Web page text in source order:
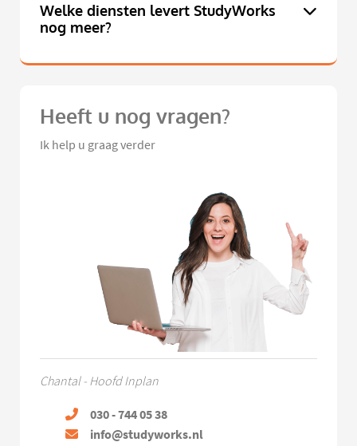
Welke diensten levert StudyWorks
nog meer?
Heeft u nog vragen?
Ik help u graag verder
Chantal - Hoofd Inplan
030 - 744 05 38
info@studyworks.nl